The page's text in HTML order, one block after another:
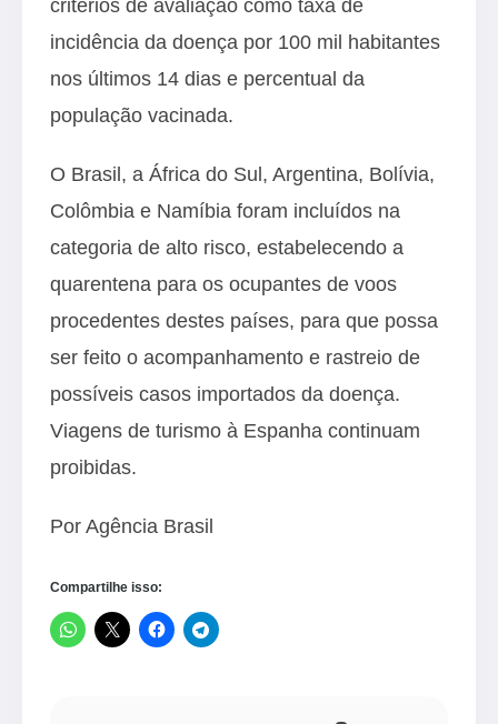
critérios de avaliação como taxa de
incidência da doença por 100 mil habitantes
nos últimos 14 dias e percentual da
população vacinada.
O Brasil, a África do Sul, Argentina, Bolívia,
Colômbia e Namíbia foram incluídos na
categoria de alto risco, estabelecendo a
quarentena para os ocupantes de voos
procedentes destes países, para que possa
ser feito o acompanhamento e rastreio de
possíveis casos importados da doença.
Viagens de turismo à Espanha continuam
proibidas.
Por Agência Brasil
Compartilhe isso: